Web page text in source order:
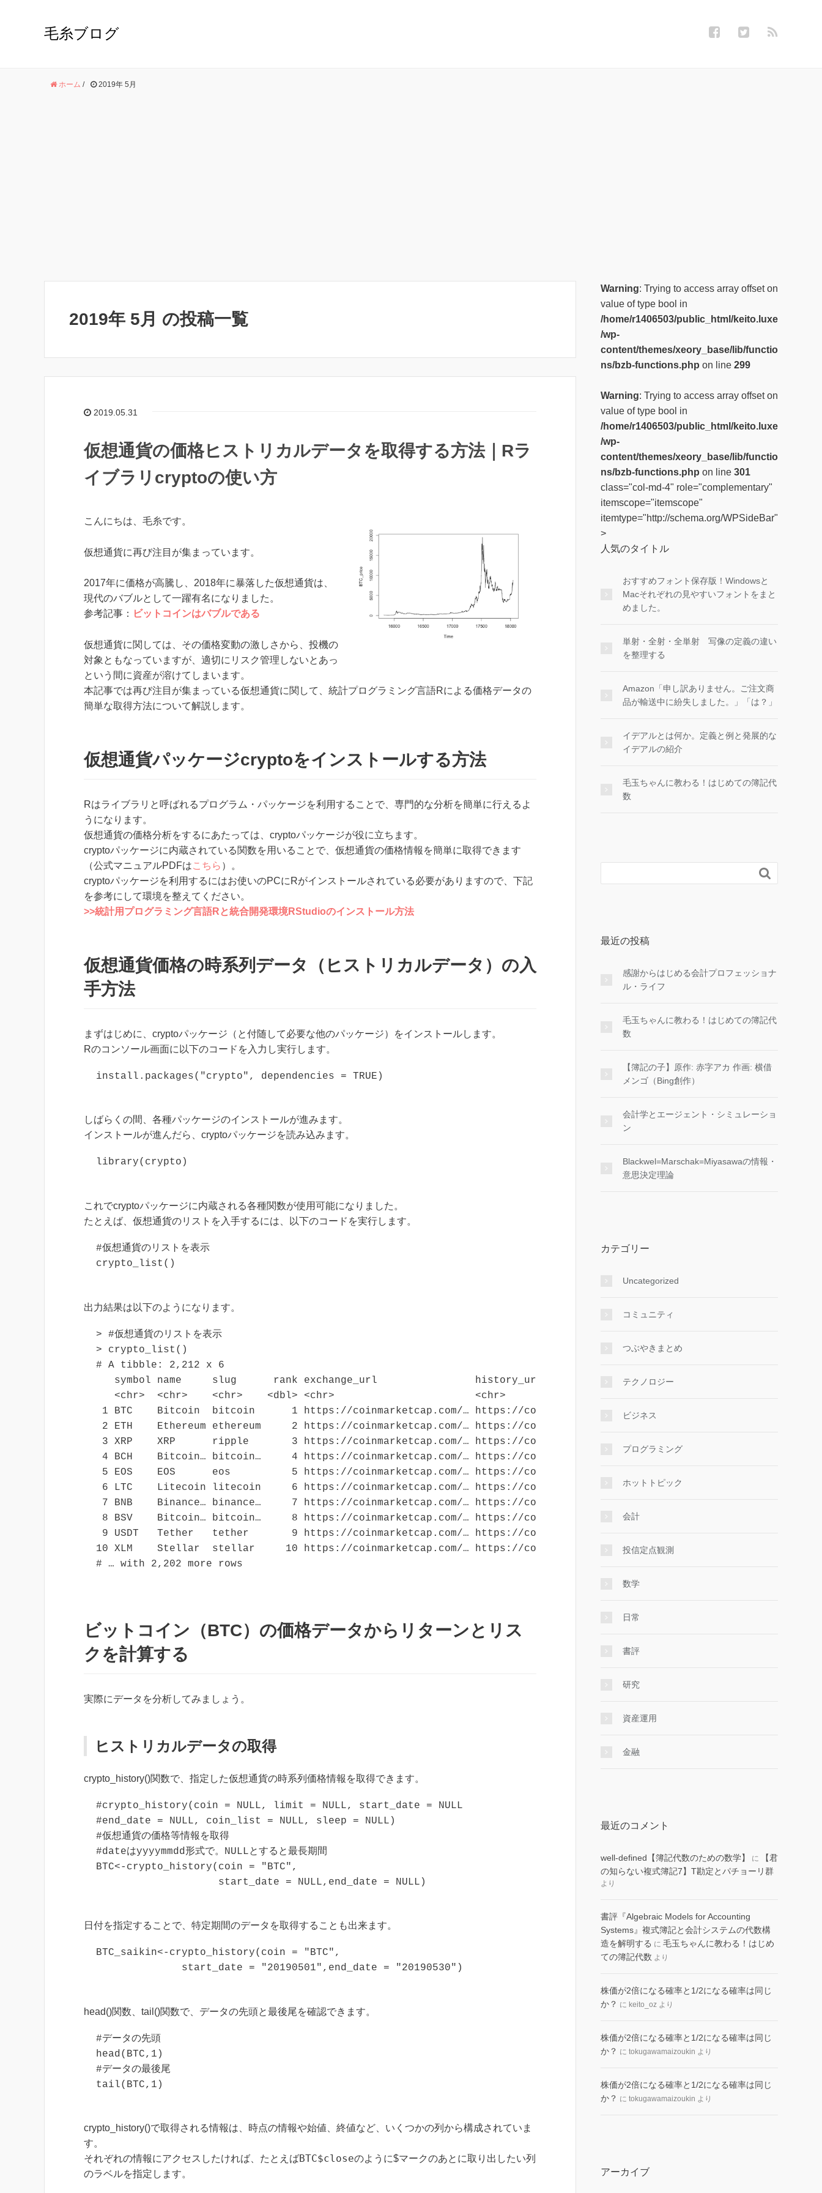
毛糸ブログ
ホーム / 2019年 5月
2019年 5月 の投稿一覧
2019.05.31
仮想通貨の価格ヒストリカルデータを取得する方法｜Rラ
イブラリcryptoの使い方
こんにちは、毛糸です。
仮想通貨に再び注目が集まっています。
2017年に価格が高騰し、2018年に暴落した仮想通貨は、
現代のバブルとして一躍有名になりました。
参考記事： ビットコインはバブルである
仮想通貨に関しては、その価格変動の激しさから、投機の
対象ともなっていますが、適切にリスク管理しないとあっ
という間に資産が溶けてしまいます。
本記事では再び注目が集まっている仮想通貨に関して、統計プログラミング言語Rによる価格データの
簡単な取得方法について解説します。
仮想通貨パッケージcryptoをインストールする方法
Rはライブラリと呼ばれるプログラム・パッケージを利用することで、専門的な分析を簡単に行えるよ
うになります。
仮想通貨の価格分析をするにあたっては、cryptoパッケージが役に立ちます。
cryptoパッケージに内蔵されている関数を用いることで、仮想通貨の価格情報を簡単に取得できます
（公式マニュアルPDFはこちら ）。
cryptoパッケージを利用するにはお使いのPCにRがインストールされている必要がありますので、下記
を参考にして環境を整えてください。
>>統計用プログラミング言語Rと統合開発環境RStudioのインストール方法
仮想通貨価格の時系列データ（ヒストリカルデータ）の入
手方法
まずはじめに、cryptoパッケージ（と付随して必要な他のパッケージ）をインストールします。
Rのコンソール画面に以下のコードを入力し実行します。
しばらくの間、各種パッケージのインストールが進みます。
インストールが進んだら、cryptoパッケージを読み込みます。
これでcryptoパッケージに内蔵される各種関数が使用可能になりました。
たとえば、仮想通貨のリストを入手するには、以下のコードを実行します。
#仮想通貨のリストを表示
crypto_list()
出力結果は以下のようになります。
> #仮想通貨のリストを表示
> crypto_list()
# A tibble: 2,212 x 6
symbol name     slug      rank exchange_url                history_url
<chr>  <chr>    <chr>    <dbl> <chr>                       <chr>
1 BTC    Bitcoin  bitcoin      1 https://coinmarketcap.com/… https://coinmarketcap.com/currencies/…
2 ETH    Ethereum ethereum     2 https://coinmarketcap.com/… https://coinmarketcap.com/currencies/…
3 XRP    XRP      ripple       3 https://coinmarketcap.com/… https://coinmarketcap.com/currencies/…
4 BCH    Bitcoin… bitcoin…     4 https://coinmarketcap.com/… https://coinmarketcap.com/currencies/…
5 EOS    EOS      eos          5 https://coinmarketcap.com/… https://coinmarketcap.com/currencies/…
6 LTC    Litecoin litecoin     6 https://coinmarketcap.com/… https://coinmarketcap.com/currencies/…
7 BNB    Binance… binance…     7 https://coinmarketcap.com/… https://coinmarketcap.com/currencies/…
8 BSV    Bitcoin… bitcoin…     8 https://coinmarketcap.com/… https://coinmarketcap.com/currencies/…
9 USDT   Tether   tether       9 https://coinmarketcap.com/… https://coinmarketcap.com/currencies/…
10 XLM    Stellar  stellar     10 https://coinmarketcap.com/… https://coinmarketcap.com/currencies/…
ビットコイン（BTC）の価格データからリターンとリス
クを計算する
実際にデータを分析してみましょう。
ヒストリカルデータの取得
crypto_history()関数で、指定した仮想通貨の時系列価格情報を取得できます。
#crypto_history(coin = NULL, limit = NULL, start_date = NULL
#end_date = NULL, coin_list = NULL, sleep = NULL)
#仮想通貨の価格等情報を取得
#dateはyyyymmdd形式で。NULLとすると最長期間
BTC<-crypto_history(coin = "BTC",
日付を指定することで、特定期間のデータを取得することも出来ます。
BTC_saikin<-crypto_history(coin = "BTC",
head()関数、tail()関数で、データの先頭と最後尾を確認できます。
#データの先頭
head(BTC,1)
#データの最後尾
tail(BTC,1)
crypto_history()で取得される情報は、時点の情報や始値、終値など、いくつかの列から構成されていま
す。
それぞれの情報にアクセスしたければ、たとえばBTC$closeのように$マークのあとに取り出したい列
のラベルを指定します。
Warning: Trying to access array offset on
value of type bool in
/home/r1406503/public_html/keito.luxe
/wp-
content/themes/xeory_base/lib/functio
ns/bzb-functions.php on line 299
Warning: Trying to access array offset on
value of type bool in
/home/r1406503/public_html/keito.luxe
/wp-
content/themes/xeory_base/lib/functio
ns/bzb-functions.php on line 301
class="col-md-4" role="complementary"
itemscope="itemscope"
itemtype="http://schema.org/WPSideBar"
>
人気のタイトル
おすすめフォント保存版！Windowsと
Macそれぞれの見やすいフォントをまと
めました。
単射・全射・全単射 写像の定義の違い
を整理する
Amazon「申し訳ありません。ご注文商
品が輸送中に紛失しました。」「は？」
イデアルとは何か。定義と例と発展的な
イデアルの紹介
毛玉ちゃんに教わる！はじめての簿記代
数

最近の投稿
感謝からはじめる会計プロフェッショナ
ル・ライフ
毛玉ちゃんに教わる！はじめての簿記代
数
【簿記の子】原作: 赤字アカ 作画: 横借
メンゴ（Bing創作）
会計学とエージェント・シミュレーショ
ン
Blackwel=Marschak=Miyasawaの情報・
意思決定理論
カテゴリー
Uncategorized
コミュニティ
つぶやきまとめ
テクノロジー
ビジネス
プログラミング
ホットトピック
会計
投信定点観測
数学
日常
書評
研究
資産運用
金融
最近のコメント
well-defined【簿記代数のための数学】 に
【君
の知らない複式簿記7】T勘定とパチョーリ群
より
書評『Algebraic Models for Accounting
Systems』複式簿記と会計システムの代数構
造を解明する に 毛玉ちゃんに教わる！はじめ
ての簿記代数 より
株価が2倍になる確率と1/2になる確率は同じ
か？ に keito_oz より
株価が2倍になる確率と1/2になる確率は同じ
か？ に tokugawamaizoukin より
株価が2倍になる確率と1/2になる確率は同じ
か？ に tokugawamaizoukin より
アーカイブ